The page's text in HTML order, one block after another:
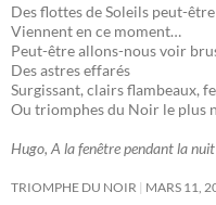
Des flottes de Soleils peut-
Viennent en ce moment…
Peut-être allons-nous voir
Des astres effarés
Surgissant, clairs flambeaux,
Ou triomphes du Noir le plus
Hugo, A la fenêtre pendant la nuit
TRIOMPHE DU NOIR MARS 11,